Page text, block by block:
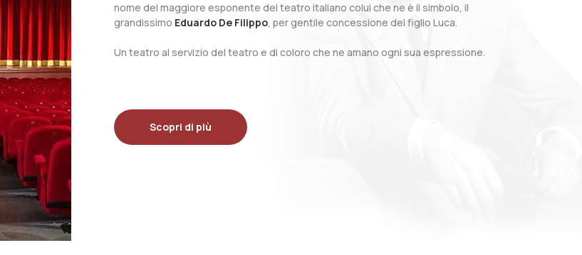
nome del maggiore esponente del teatro italiano colui che ne è il simbolo, il
grandissimo Eduardo De Filippo, per gentile concessione del figlio Luca.
Un teatro al servizio del teatro e di coloro che ne amano ogni sua espressione.
Scopri di più